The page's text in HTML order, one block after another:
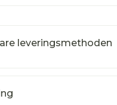
leveringsmethoden